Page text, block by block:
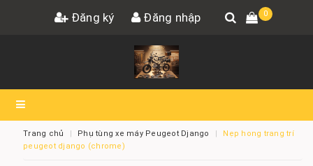
Đăng ký Đăng nhập 0
Trang chủ Phụ tùng xe máy Peugeot Django
Nẹp hong trang trí
peugeot django (chrome)